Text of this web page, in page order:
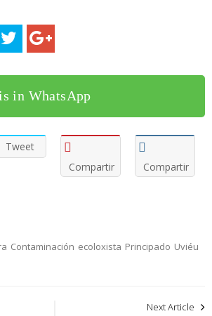
in WhatsApp
Tweet
Compartir
Compartir
Contaminación ecoloxista Principado Uviéu
Next Article